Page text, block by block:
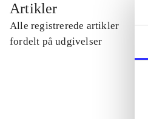
Artikler
Alle registrerede artikler
fordelt på udgivelser